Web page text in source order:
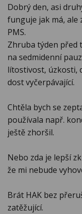
Dobrý den, asi
funguje jak má, ale
PMS.
Zhruba týden před
na sedmidenní
lítostivost, úzkosti,
dost vyčerpávající.
Chtěla bych se
používala např.
ještě zhoršil.
Nebo zda je lepší
že mi nebude
Brát HAK bez
zatěžující.